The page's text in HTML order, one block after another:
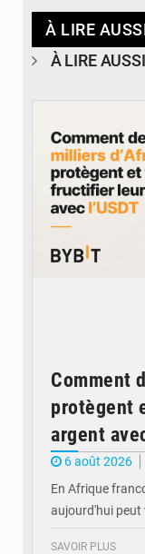
À LIRE
À LIRE AUSSI
Comment
protègent
argent
6 août 2026
En Afrique
aujourd'hui peut
SAVOIR PLUS